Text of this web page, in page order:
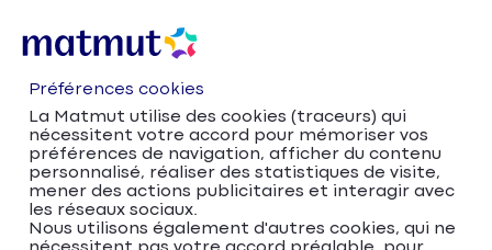
Préférences cookies
La Matmut utilise des cookies (traceurs) qui
nécessitent votre accord pour mémoriser vos
préférences de navigation, afficher du contenu
personnalisé, réaliser des statistiques de visite,
mener des actions publicitaires et interagir avec
les réseaux sociaux.
Nous utilisons également d'autres cookies, qui ne